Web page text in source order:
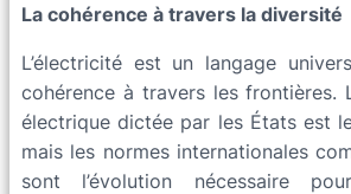
La cohérence à travers la diversité
L’électricité est un langage
cohérence à travers les frontières.
électrique dictée par les États est
mais les normes internationales
sont l’évolution nécessaire